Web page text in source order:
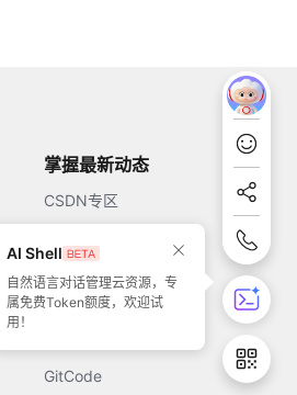
掌握最新动态
CSDN专区
51CTO
GitCode
AI Shell
自然语言对话管理云资源，专
属免费Token额度，欢迎试
用！